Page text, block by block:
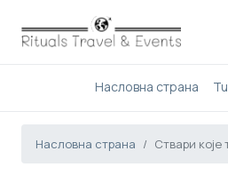
Насловна страна
Насловна страна Ствари које